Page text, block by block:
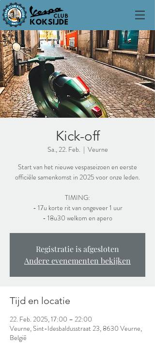
Kick-off
Sa., 22. Feb.
  |
Veurne
Start van het nieuwe vespaseizoen en eerste
officiële samenkomst in 2025 voor onze leden.
TIMING:
- 17u korte rit van ongeveer 1 uur
- 18u30 welkom en apero
Registratie is afgesloten
Andere evenementen bekijken
Tijd en locatie
22. Feb. 2025, 17:00 – 22:00
Veurne, Sint-Idesbaldusstraat 23, 8630 Veurne,
België